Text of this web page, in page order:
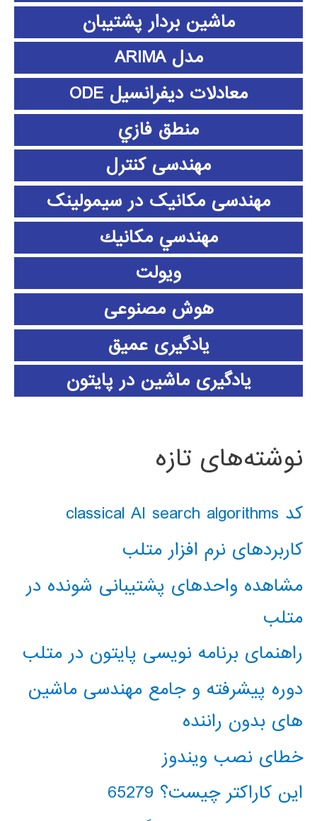
ماشین بردار پشتیبان
مدل ARIMA
معادلات دیفرانسیل ODE
منطق فازي
مهندسی کنترل
مهندسی مکانیک در سیمولینک
مهندسي مكانيك
ویولت
هوش مصنوعی
یادگیری عمیق
یادگیری ماشین در پایتون
نوشته‌های تازه
کد classical AI search algorithms
کاربردهای نرم افزار متلب
مشاهده واحدهای پشتیبانی شونده در
متلب
راهنمای برنامه نویسی پایتون در متلب
دوره پیشرفته و جامع مهندسی ماشین
های بدون راننده
خطای نصب ویندوز
این کاراکتر چیست؟ 65279